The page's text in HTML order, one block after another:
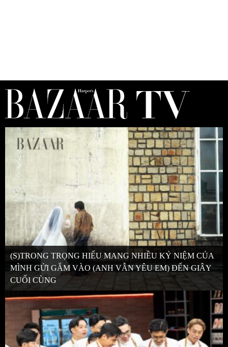
(S)TRONG TRỌNG HIẾU MANG NHIỀU KỶ NIỆM CỦA
MÌNH GỬI GẮM VÀO (ANH VẪN YÊU EM) ĐẾN GIÂY
CUỐI CÙNG